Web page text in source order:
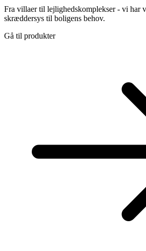
Fra villaer til lejlighedskomplekser - vi har
skræddersys til boligens behov.
Gå til produkter